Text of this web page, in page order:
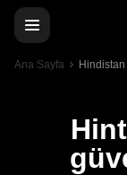
Ana Sayfa Hindistan